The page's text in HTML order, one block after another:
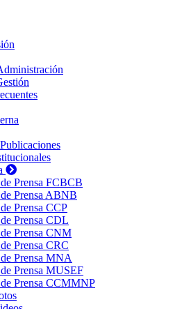
Prensa FCBCB
Prensa ABNB
Prensa CCP
Prensa CDL
Prensa CNM
Prensa CRC
Prensa MNA
Prensa MUSEF
Prensa CCMMNP